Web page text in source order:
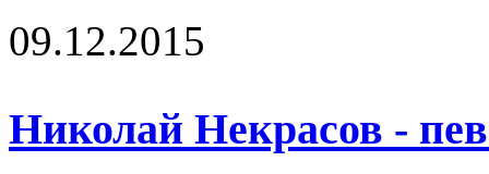
09.12.2015
Николай Некрасов -